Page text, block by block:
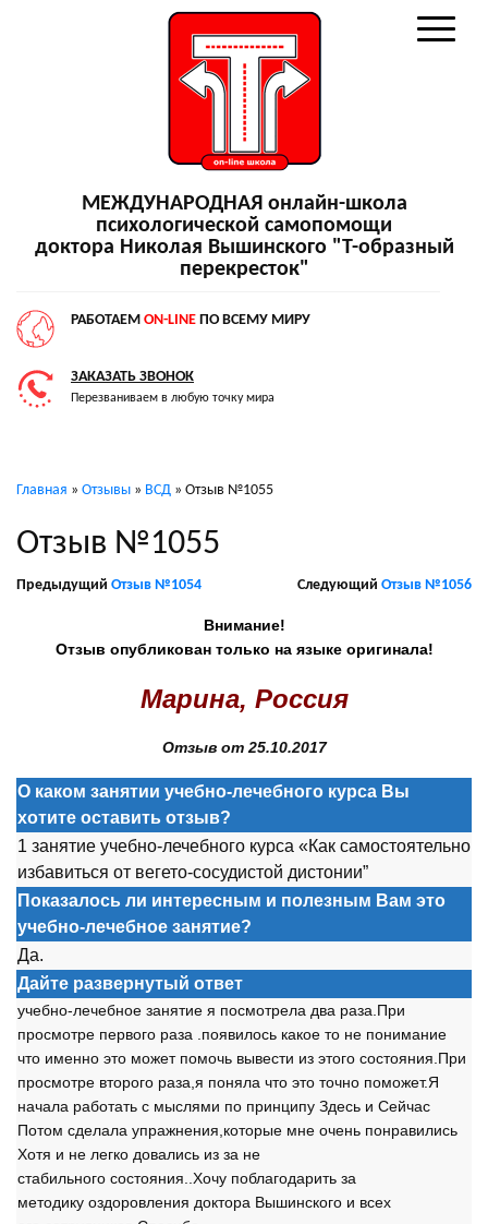
МЕЖДУНАРОДНАЯ онлайн-школа
психологической самопомощи
доктора Николая Вышинского "Т-образный
перекресток"
РАБОТАЕМ ON-LINE ПО ВСЕМУ МИРУ
ЗАКАЗАТЬ ЗВОНОК
Перезваниваем в любую точку мира
Главная » Отзывы » ВСД » Отзыв №1055
Отзыв №1055
Предыдущий Отзыв №1054 Следующий Отзыв №1056
Внимание!
Отзыв опубликован только на языке оригинала!
Марина, Россия
Отзыв от 25.10.2017
О каком занятии учебно-лечебного курса Вы
хотите оставить отзыв?
1 занятие учебно-лечебного курса «Как самостоятельно
избавиться от вегето-сосудистой дистонии”
Показалось ли интересным и полезным Вам это
учебно-лечебное занятие?
Да.
Дайте развернутый ответ
учебно-лечебное занятие я посмотрела два раза.При
просмотре первого раза .появилось какое то не понимание
что именно это может помочь вывести из этого состояния.При
просмотре второго раза,я поняла что это точно поможет.Я
начала работать с мыслями по принципу Здесь и Сейчас
Потом сделала упражнения,которые мне очень понравились
Хотя и не легко довались из за не
стабильного состояния..Хочу поблагодарить за
методику оздоровления доктора Вышинского и всех